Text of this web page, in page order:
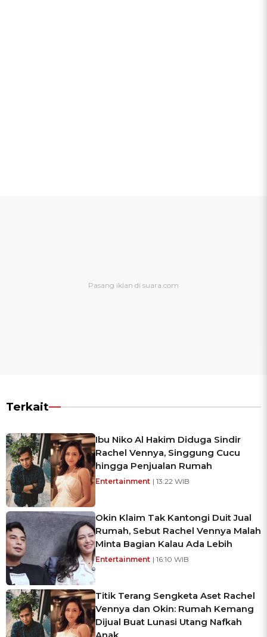
Terkait
Ibu Niko Al Hakim Diduga Sindir
Rachel Vennya, Singgung Cucu
hingga Penjualan Rumah
Entertainment | 13:22 WIB
Okin Klaim Tak Kantongi Duit Jual
Rumah, Sebut Rachel Vennya Malah
Minta Bagian Kalau Ada Lebih
Entertainment | 16:10 WIB
Titik Terang Sengketa Aset Rachel
Vennya dan Okin: Rumah Kemang
Dijual Buat Lunasi Utang Nafkah